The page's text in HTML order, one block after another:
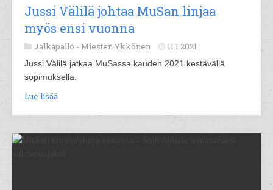
Jussi Välilä johtaa MuSan linjaa
myös ensi vuonna
Jalkapallo - Miesten Ykkönen 11.1.2021
Jussi Välilä jatkaa MuSassa kauden 2021 kestävällä
sopimuksella.
Lue lisää